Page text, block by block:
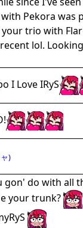
Pekora was
trio with
lol.
I Love IRyS
)
gon' do with all
your trunk?